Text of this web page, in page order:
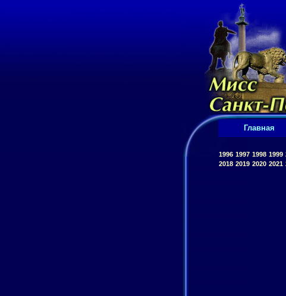
Главная
1996 1997 1998 1999
2018 2019 2020 2021